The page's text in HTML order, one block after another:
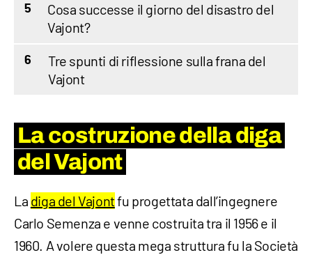
5
Cosa successe il giorno del disastro del
Vajont?
6
Tre spunti di riflessione sulla frana del
Vajont
La costruzione della diga
del Vajont
La diga del Vajontfu progettata dall’ingegnere
Carlo Semenza e venne costruita tra il 1956 e il
1960. A volere questa mega struttura fu la Società